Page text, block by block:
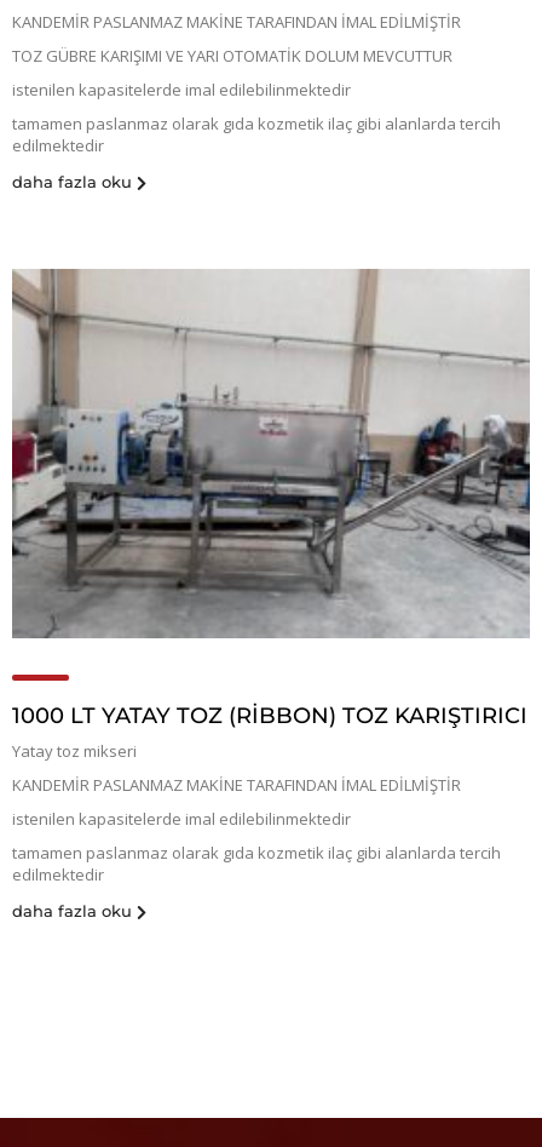
KANDEMİR PASLANMAZ MAKİNE TARAFINDAN İMAL EDİLMİŞTİR
TOZ GÜBRE KARIŞIMI VE YARI OTOMATİK DOLUM MEVCUTTUR
istenilen kapasitelerde imal edilebilinmektedir
tamamen paslanmaz olarak gıda kozmetik ilaç gibi alanlarda tercih
edilmektedir
daha fazla oku
1000 LT YATAY TOZ (RİBBON) TOZ KARIŞTIRICI
Yatay toz mikseri
KANDEMİR PASLANMAZ MAKİNE TARAFINDAN İMAL EDİLMİŞTİR
istenilen kapasitelerde imal edilebilinmektedir
tamamen paslanmaz olarak gıda kozmetik ilaç gibi alanlarda tercih
edilmektedir
daha fazla oku